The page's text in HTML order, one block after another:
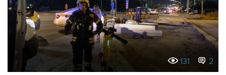
131 2